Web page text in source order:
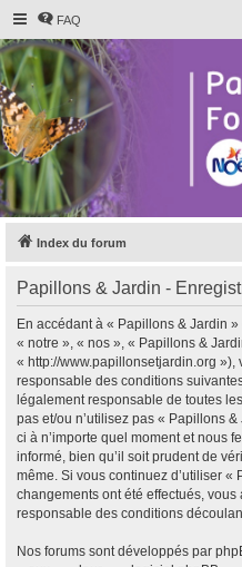
FAQ
Index du forum
Papillons & Jardin -
En accédant à « Papillons & Jardin
« notre », « nos », « Papillons &
« http://www.papillonsetjardin.org »),
responsable des conditions
légalement responsable de toutes
pas et/ou n’utilisez pas « Papillons
ci à n’importe quel moment et nous
informé, bien qu’il soit prudent de
même. Si vous continuez d’utiliser
changements ont été effectués, vous
responsable des conditions
Nos forums sont développés par